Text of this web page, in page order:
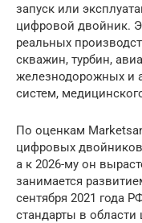
запуск или
цифровой двойник.
реальных
скважин, турбин,
железнодорожных и
систем,
По оценкам
цифровых двойников
а к 2026-му он
занимается
сентября 2021 года
стандарты в